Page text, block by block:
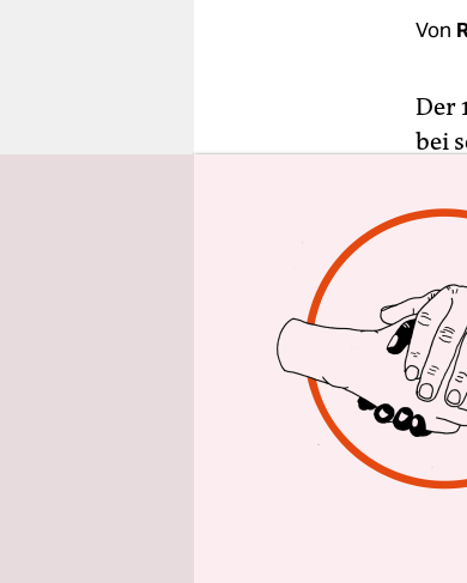
Von
Der
bei
um
Er
die